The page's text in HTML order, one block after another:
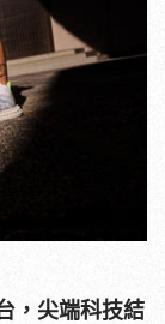
，尖端科技結